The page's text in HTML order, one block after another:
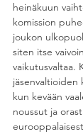
heinäkuun
komission
joukon
siten itse
vaikutusvaltaa.
jäsenvaltioiden
kun kevään
noussut ja